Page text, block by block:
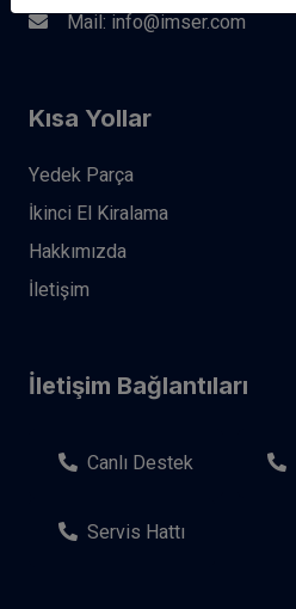
Mail: info@imser.com
Kısa Yollar
Yedek Parça
İkinci El Kiralama
Hakkımızda
İletişim
İletişim Bağlantıları
Canlı Destek
Servis Hattı